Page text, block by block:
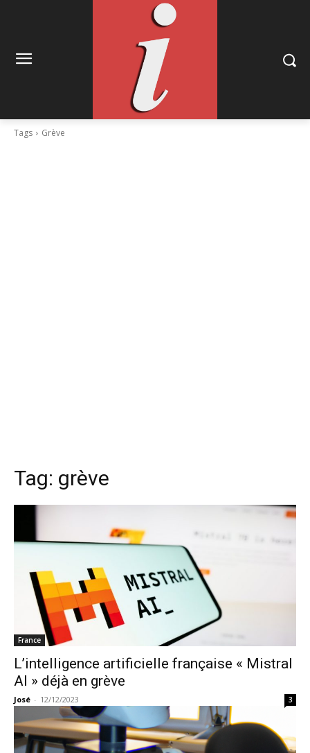
Tags Grève
Tag: grève
France
L’intelligence artificielle française « Mistral
AI » déjà en grève
José - 12/12/2023 3